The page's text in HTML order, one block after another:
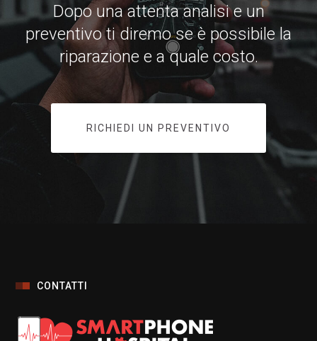
Dopo una attenta analisi e un
preventivo ti diremo se è possibile la
riparazione e a quale costo.
RICHIEDI UN PREVENTIVO
CONTATTI